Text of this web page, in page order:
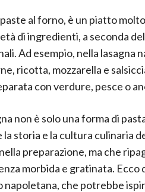
al forno, è un piatto
di ingredienti, a seconda
Ad esempio, nella lasagna
ricotta, mozzarella e
con verdure, pesce o
non è solo una forma di
storia e la cultura culinaria
preparazione, ma che
morbida e gratinata. Ecco
napoletana, che potrebbe